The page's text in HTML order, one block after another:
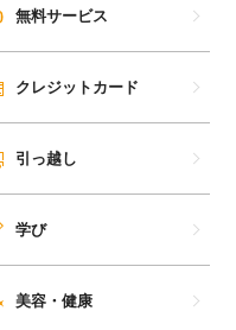
無料サービス
クレジットカード
引っ越し
学び
美容・健康